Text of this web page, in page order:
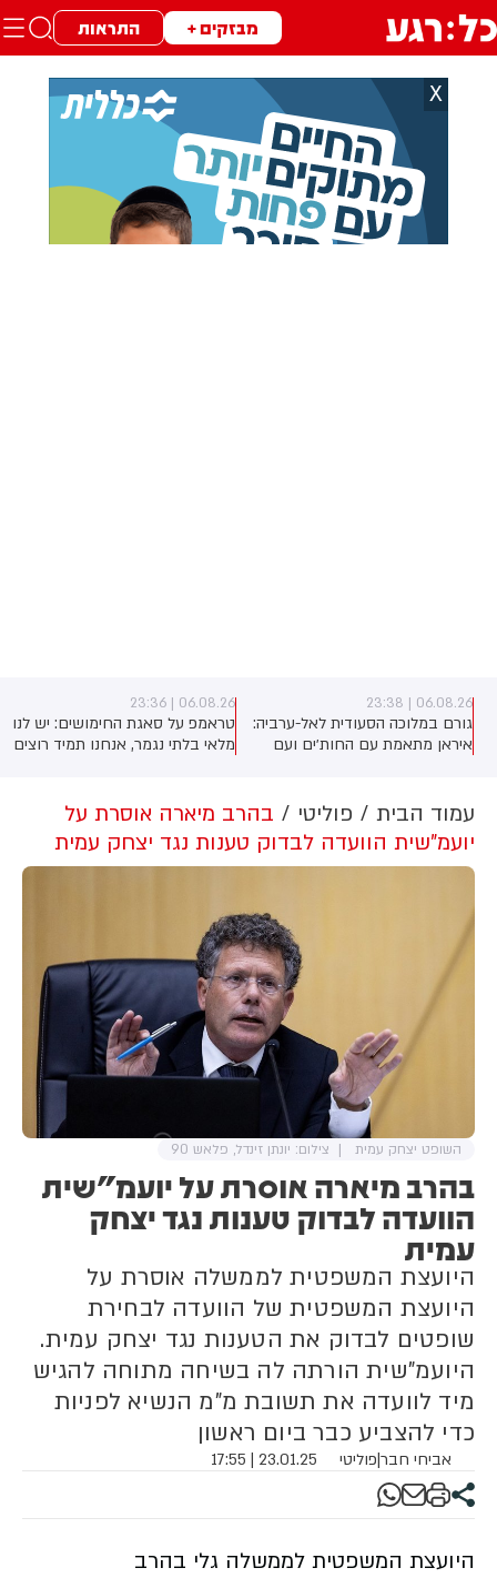
מבזקים + התראות
X
06.08.26 | 23:38
גורם במלוכה הסעודית לאל-ערביה:
איראן מתאמת עם החות׳ים ועם
06.08.26 | 23:36
טראמפ על סאגת החימושים: יש לנו
מלאי בלתי נגמר, אנחנו תמיד רוצים
עמוד הבית פוליטי
בהרב מיארה אוסרת על
יועמ"שית הוועדה לבדוק טענות נגד יצחק עמית
בהרב מיארה אוסרת על יועמ"שית
הוועדה לבדוק טענות נגד יצחק
עמית
היועצת המשפטית לממשלה אוסרת על
היועצת המשפטית של הוועדה לבחירת
שופטים לבדוק את הטענות נגד יצחק עמית.
היועמ"שית הורתה לה בשיחה מתוחה להגיש
מיד לוועדה את תשובת מ"מ הנשיא לפניות
כדי להצביע כבר ביום ראשון
אביחי חבר|פוליטי 23.01.25 | 17:55
השופט יצחק עמית צילום: יונתן זינדל, פלאש 90
היועצת המשפטית לממשלה גלי בהרב